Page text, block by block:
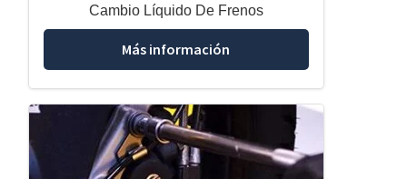
Cambio Líquido De Frenos
Más información